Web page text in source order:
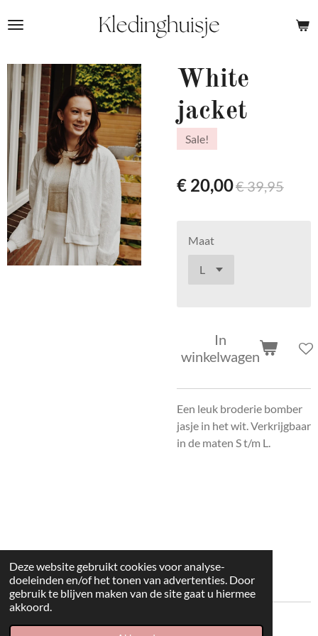
Deze website gebruikt cookies voor analyse-
doeleinden en/of het tonen van advertenties. Door
gebruik te blijven maken van de site gaat u hiermee
akkoord.
direct
de
hoofdinhoud
White
jacket
Sale!
€ 20,00€ 39,95
Maat
In
winkelwagen
Een leuk broderie bomber
jasje in het wit. Verkrijgbaar
in de maten S t/m L.
© 2022 kleding huisje